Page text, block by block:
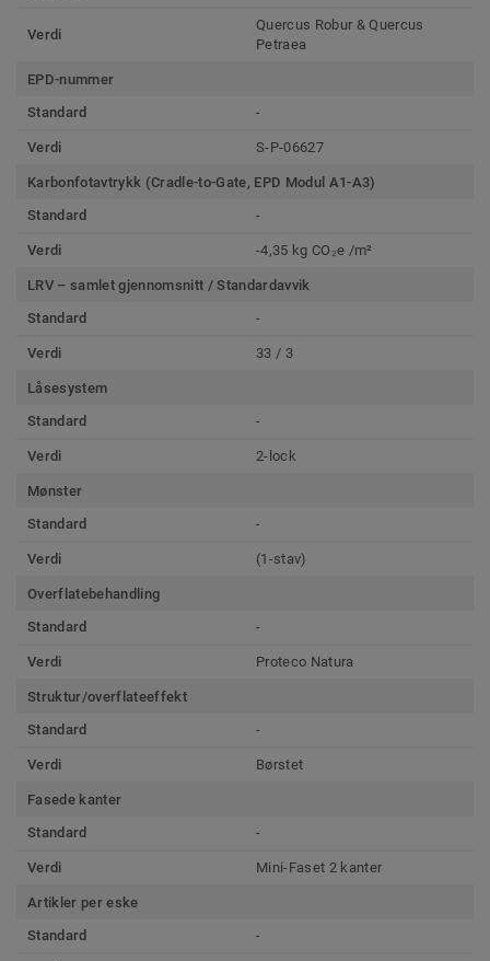
Verdi
Quercus Robur & Quercus
Petraea
EPD-nummer
Standard
-
Verdi S-P-06627
Karbonfotavtrykk (Cradle-to-Gate, EPD Modul A1-A3)
Standard
-
Verdi -4,35 kg CO₂e /m²
LRV – samlet gjennomsnitt / Standardavvik
Standard
-
Verdi 33 / 3
Låsesystem
Standard
-
Verdi 2-lock
Mønster
Standard
-
Verdi (1-stav)
Overflatebehandling
Standard
-
Verdi Proteco Natura
Struktur/overflateeffekt
Standard
-
Verdi Børstet
Fasede kanter
Standard
-
Verdi Mini-Faset 2 kanter
Artikler per eske
Standard
-